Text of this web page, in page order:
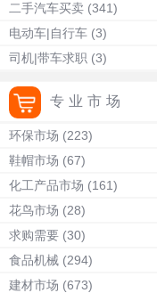
二手汽车买卖 (341)
电动车|自行车 (3)
司机|带车求职 (3)
专业市场
环保市场 (223)
鞋帽市场 (67)
化工产品市场 (161)
花鸟市场 (28)
求购需要 (30)
食品机械 (294)
建材市场 (673)